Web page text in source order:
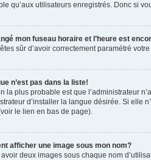
qu’aux utilisateurs enregistrés. Donc si
mon fuseau horaire et l’heure est
sûr d’avoir correctement paramétré
n’est pas dans la liste!
la plus probable est que l’administrateur
d’installer la langue désirée. Si elle
le lien en bas de page).
afficher une image sous mon nom?
avoir deux images sous chaque nom